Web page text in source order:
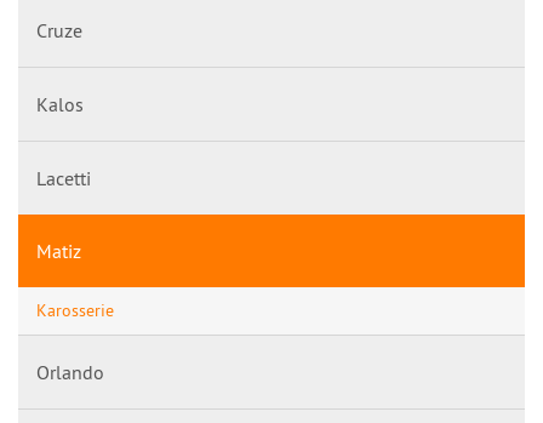
Cruze
Kalos
Lacetti
Matiz
Karosserie
Orlando